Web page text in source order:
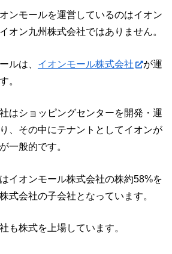
ンモールを運営しているのはイオン
オン九州株式会社ではありません。
ルは、 イオンモール株式会社
が運
。
はショッピングセンターを開発・運
、その中にテナントとしてイオンが
一般的です。
イオンモール株式会社の株約58%を
式会社の子会社となっています。
も株式を上場しています。